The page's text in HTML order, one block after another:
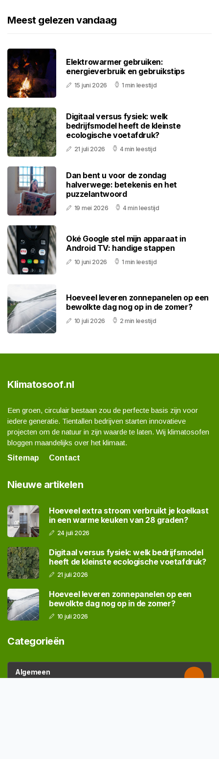
Meest gelezen vandaag
Elektrowarmer gebruiken:
energieverbruik en gebruikstips
15 juni 2026 1 min leestijd
Digitaal versus fysiek: welk
bedrijfsmodel heeft de kleinste
ecologische voetafdruk?
21 juli 2026 4 min leestijd
Dan bent u voor de zondag
halverwege: betekenis en het
puzzelantwoord
19 mei 2026 4 min leestijd
Oké Google stel mijn apparaat in
Android TV: handige stappen
10 juni 2026 1 min leestijd
Hoeveel leveren zonnepanelen op een
bewolkte dag nog op in de zomer?
10 juli 2026 2 min leestijd
Klimatosoof.nl
Een groen, circulair bestaan zou de perfecte basis zijn voor
iedere generatie. Tientallen bedrijven starten innovatieve
projecten om de natuur in zijn waarde te laten. Wij klimatosofen
bloggen maandelijks over het klimaat.
Sitemap
Contact
Nieuwe artikelen
Hoeveel extra stroom verbruikt je koelkast
in een warme keuken van 28 graden?
24 juli 2026
Digitaal versus fysiek: welk bedrijfsmodel
heeft de kleinste ecologische voetafdruk?
21 juli 2026
Hoeveel leveren zonnepanelen op een
bewolkte dag nog op in de zomer?
10 juli 2026
Categorieën
Algemeen